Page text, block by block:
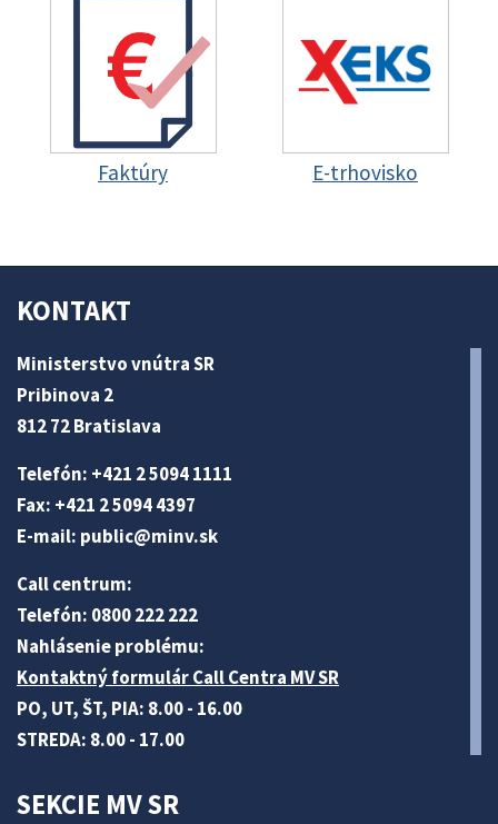
Faktúry E-trhovisko
KONTAKT
Ministerstvo vnútra SR
Pribinova 2
812 72 Bratislava
Telefón: +421 2 5094 1111
Fax: +421 2 5094 4397
E-mail: public@minv.sk
Call centrum:
Telefón: 0800 222 222
Nahlásenie problému:
Kontaktný formulár Call Centra MV SR
PO, UT, ŠT, PIA: 8.00 - 16.00
STREDA: 8.00 - 17.00
SEKCIE MV SR